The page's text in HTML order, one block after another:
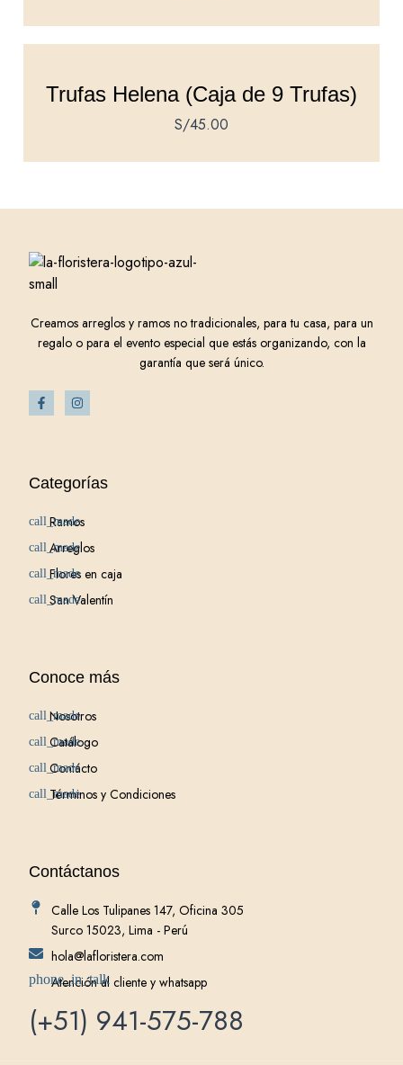
Trufas Helena (Caja de 9 Trufas)
S/45.00
Creamos arreglos y ramos no tradicionales, para tu casa, para un
regalo o para el evento especial que estás organizando, con la
garantía que será único.
Categorías
Ramos
Arreglos
Flores en caja
San Valentín
Conoce más
Nosotros
Catálogo
Contácto
Términos y Condiciones
Contáctanos
Calle Los Tulipanes 147, Oficina 305
Surco 15023, Lima - Perú
hola@lafloristera.com
Atención al cliente y whatsapp
(+51) 941-575-788